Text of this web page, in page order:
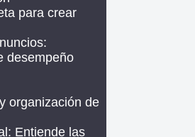
para crear
desempeño
organización de
Entiende las